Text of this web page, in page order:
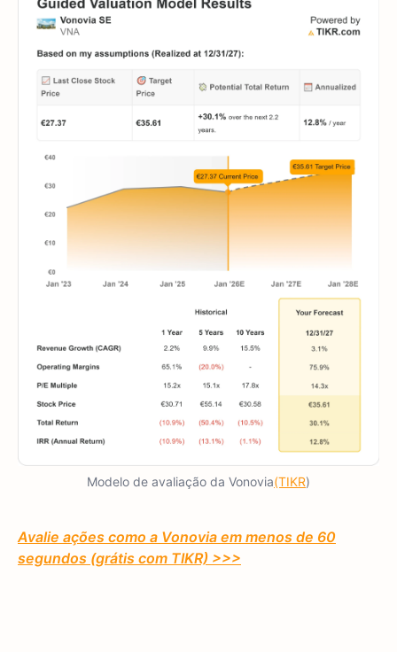
Modelo de avaliação da Vonovia(TIKR)
Avalie ações como a Vonovia em menos de 60
segundos (grátis com TIKR) >>>